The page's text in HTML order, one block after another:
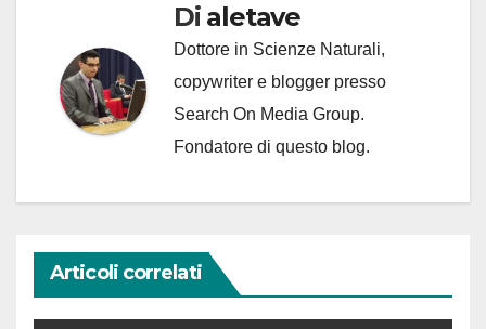
Di aletave
Dottore in Scienze Naturali,
copywriter e blogger presso
Search On Media Group.
Fondatore di questo blog.
Articoli correlati